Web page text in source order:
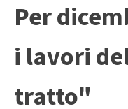
Per
i lavori
tratto"